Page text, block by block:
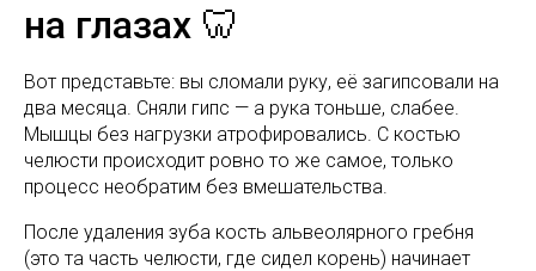
на глазах 🦷
Вот представьте: вы сломали руку, её загипсовали на
два месяца. Сняли гипс — а рука тоньше, слабее.
Мышцы без нагрузки атрофировались. С костью
челюсти происходит ровно то же самое, только
процесс необратим без вмешательства.
После удаления зуба кость альвеолярного гребня
(это та часть челюсти, где сидел корень) начинает